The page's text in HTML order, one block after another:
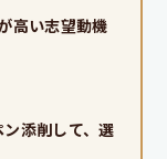
高い志望動機
添削して、選